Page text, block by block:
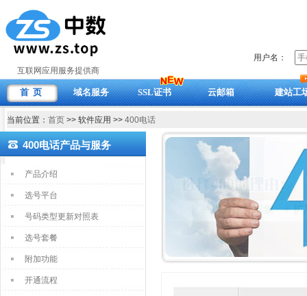
互联网应用服务提供商
用户名：
首 页 域名服务 SSL证书 云邮箱 建站工
当前位置： 首页 >> 软件应用 >> 400电话
400电话产品与服务
产品介绍
选号平台
号码类型更新对照表
选号套餐
附加功能
开通流程